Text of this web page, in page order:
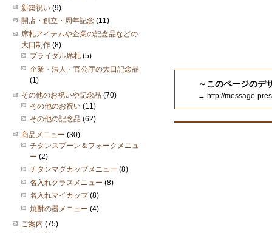
～このページのデ
→ http://message-
新築祝い (9)
開店・創立・周年記念 (11)
席札アイテムや企業の記念品などの
大口制作 (8)
ブライダル席札 (5)
企業・法人・官公庁の大口記念品
(1)
その他のお祝いや記念品 (70)
その他のお祝い (11)
その他の記念品 (62)
商品メニュー (30)
チタンスプーン＆フォークメニュ
ー (2)
チタンマグカップメニュー (8)
名入れグラスメニュー (8)
名入れマイカップ(8)
焼酎の器メニュー (4)
ご案内 (75)